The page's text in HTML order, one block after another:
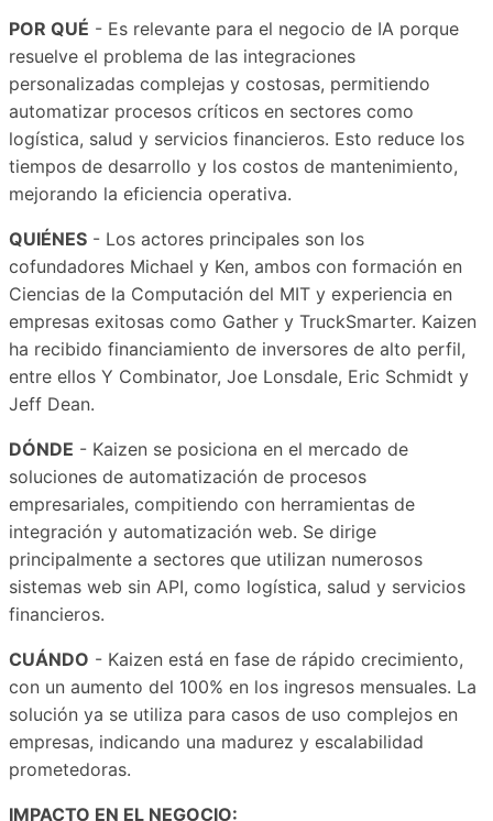
POR QUÉ - Es relevante para el negocio de IA porque
resuelve el problema de las integraciones
personalizadas complejas y costosas, permitiendo
automatizar procesos críticos en sectores como
logística, salud y servicios financieros. Esto reduce los
tiempos de desarrollo y los costos de mantenimiento,
mejorando la eficiencia operativa.
QUIÉNES - Los actores principales son los
cofundadores Michael y Ken, ambos con formación en
Ciencias de la Computación del MIT y experiencia en
empresas exitosas como Gather y TruckSmarter. Kaizen
ha recibido financiamiento de inversores de alto perfil,
entre ellos Y Combinator, Joe Lonsdale, Eric Schmidt y
Jeff Dean.
DÓNDE - Kaizen se posiciona en el mercado de
soluciones de automatización de procesos
empresariales, compitiendo con herramientas de
integración y automatización web. Se dirige
principalmente a sectores que utilizan numerosos
sistemas web sin API, como logística, salud y servicios
financieros.
CUÁNDO - Kaizen está en fase de rápido crecimiento,
con un aumento del 100% en los ingresos mensuales. La
solución ya se utiliza para casos de uso complejos en
empresas, indicando una madurez y escalabilidad
prometedoras.
IMPACTO EN EL NEGOCIO: